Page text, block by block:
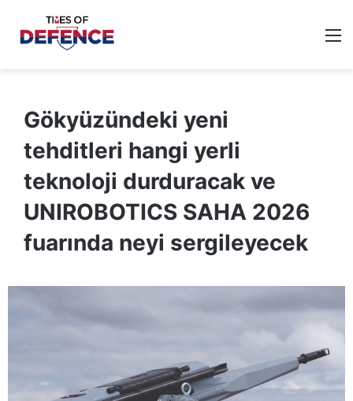
Gökyüzündeki yeni
tehditleri hangi yerli
teknoloji durduracak ve
UNIROBOTICS SAHA 2026
fuarında neyi sergileyecek